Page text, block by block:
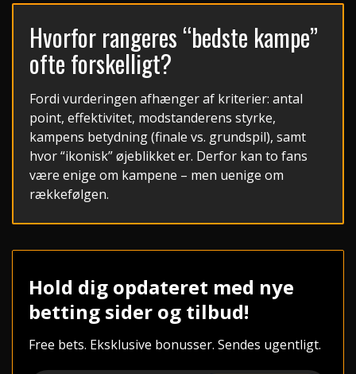
Hvorfor rangeres “bedste kampe”
ofte forskelligt?
Fordi vurderingen afhænger af kriterier: antal
point, effektivitet, modstanderens styrke,
kampens betydning (finale vs. grundspil), samt
hvor “ikonisk” øjeblikket er. Derfor kan to fans
være enige om kampene – men uenige om
rækkefølgen.
Hold dig opdateret med nye
betting sider og tilbud!
Free bets. Eksklusive bonusser. Sendes ugentligt.